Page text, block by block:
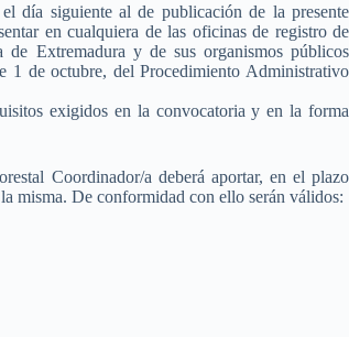
el día siguiente al de publicación de la presente
en cualquiera de las oficinas de registro de
Extremadura y de sus organismos públicos
1 de octubre, del Procedimiento Administrativo
exigidos en la convocatoria y en la forma
Coordinador/a deberá aportar, en el plazo
misma. De conformidad con ello serán válidos: